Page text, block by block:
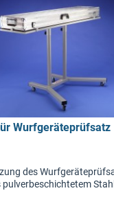
Wurfgeräteprüfsatz
des